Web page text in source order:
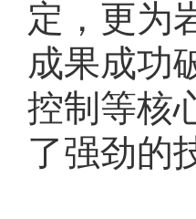
定，更为
成果成功
控制等核
了强劲的